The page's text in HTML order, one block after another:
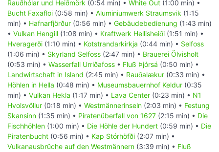
Rauðhólar und Heiðmörk (0:54 min) • White Out (1:00 min) •
Bucht Faxafloi (0:58 min) • Aluminiumwerk Straumsvik (1:15
min) • Hafnarfjörður (0:56 min) • Gebäudebedienung (1:43 min)
• Vulkan Hengill (1:08 min) • Kraftwerk Hellisheiði (1:51 min) •
Hveragerði (1:10 min) • Kotstrandarkirkja (0:44 min) • Selfoss
(1:06 min) • Skyrland Selfoss (2:47 min) • Brauerei Ölvisholt
(0:53 min) • Wasserfall Urriðafoss • Fluß Þjórsá (0:50 min) •
Landwirtschaft in Island (2:45 min) • Rauðalækur (0:33 min) •
Höhlen in Hella (0:48 min) • Museumsbauernhof Keldur (0:35
min) • Vulkan Hekla (1:17 min) • Lava Center (0:23 min) • N1
Hvolsvöllur (0:18 min) • Westmännerinseln (2:03 min) • Festung
Skansinn (1:35 min) • Piratenüberfall von 1627 (2:15 min) • Die
Fischhöhlen (1:00 min) • Die Höhle der Hundert (0:59 min) • Die
Piratenbucht (0:56 min) • Kap Stórhöfði (2:07 min) •
Vulkanausbrüche auf den Westmännern (3:39 min) • Fluß